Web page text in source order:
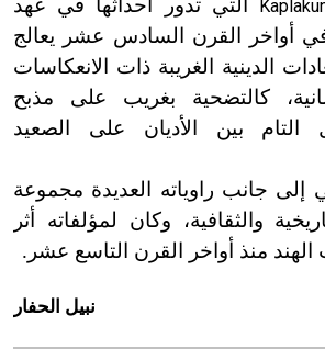
التي تدور أحداثها في عهد
أواخر القرن السادس عشر يعالج
الدينية الغريبة ذات الانعكاسات
كالتضحية بغريب على مذبح
التام بين الأديان على الصعيد
جانب راوياته العديدة مجموعة
والثقافية، وكان لمؤلفاته أثر
منذ أواخر القرن التاسع عشر.
نبيل الحفار